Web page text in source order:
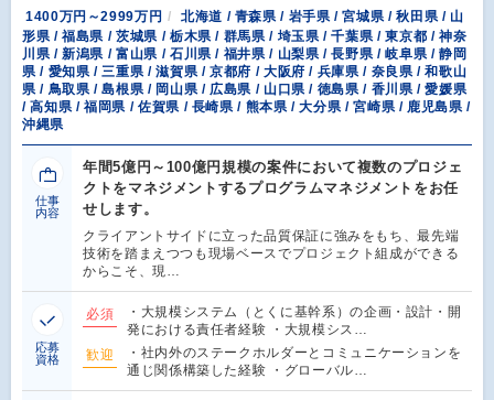
1400万円～2999万円
北海道 / 青森県 / 岩手県 / 宮城県 / 秋田県 / 山
形県 / 福島県 / 茨城県 / 栃木県 / 群馬県 / 埼玉県 / 千葉県 / 東京都 / 神奈
川県 / 新潟県 / 富山県 / 石川県 / 福井県 / 山梨県 / 長野県 / 岐阜県 / 静岡
県 / 愛知県 / 三重県 / 滋賀県 / 京都府 / 大阪府 / 兵庫県 / 奈良県 / 和歌山
県 / 鳥取県 / 島根県 / 岡山県 / 広島県 / 山口県 / 徳島県 / 香川県 / 愛媛県
/ 高知県 / 福岡県 / 佐賀県 / 長崎県 / 熊本県 / 大分県 / 宮崎県 / 鹿児島県 /
沖縄県
仕事
内容
年間5億円～100億円規模の案件において複数のプロジェ
クトをマネジメントするプログラムマネジメントをお任
せします。
クライアントサイドに立った品質保証に強みをもち、最先端
技術を踏まえつつも現場ベースでプロジェクト組成ができる
からこそ、現…
応募
資格
必須
・大規模システム（とくに基幹系）の企画・設計・開
発における責任者経験 ・大規模シス…
歓迎
・社内外のステークホルダーとコミュニケーションを
通じ関係構築した経験 ・グローバル…